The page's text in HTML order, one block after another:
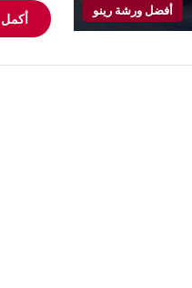
أفضل ورشة رينو
أكمل